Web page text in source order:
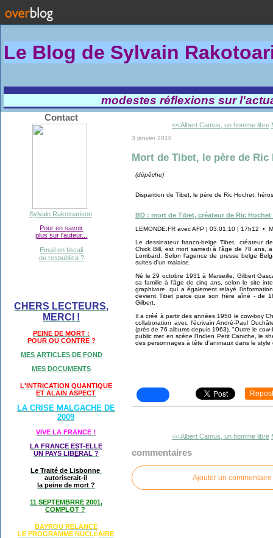
Le Blog de Sylvain Rakotoa
modestes réflexions sur
Contact
Sylvain Rakotoarison
Pour en savoir
plus sur l'auteur...
Email en tiscali
ou respublica ?
CHERS LECTEURS,
MERCI !
PEINE DE MORT :
POUR OU CONTRE ?
MES ARTICLES DE FOND
MES DOCUMENTS
L'INTRICATION QUANTIQUE
ET ALAIN ASPECT
LA CRISE MALGACHE DE
2009
VIVE LA FRANCE !
LA FRANCE EST-ELLE
UN PAYS LIBÉRAL ?
Le Traité de Lisbonne
autoriserait-il
la peine de mort ?
11 SEPTEMBRRE 2001,
COMPLOT ?
BAYROU RELANCE
LE PROGRAMME NUCLÉAIRE
<< Albert Camus, un homme libre
3 janvier 2010
Mort de Tibet, le père de
(dépêche)
Disparition de Tibet, le père de Ric Hochet,
BD : mort de Tibet, créateur de Ric
LEMONDE.FR avec AFP | 03.01.10 | 17h12 •
Le dessinateur franco-belge Tibet, créateur
Chick Bill, est mort samedi à l'âge de 78 ans,
Lombard. Selon l'agence de presse belge
suites d'un malaise.
Né le 29 octobre 1931 à Marseille, Gilbert
sa famille à l'âge de cinq ans, selon le site
graphivore, qui a également relayé
devient Tibet parce que son frère aîné - de
Gilbert.
Il a créé à partir des années 1950 le cow-boy
collaboration avec l'écrivain André-Paul
(près de 76 albums depuis 1963). "Outre le
public met en scène l'Indien Petit Caniche, le
des personnages à tête d'animaux dans le
Repost
<< Albert Camus, un homme libre
commentaires
Ajouter un commentaire